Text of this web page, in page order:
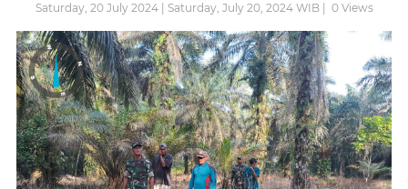
Saturday, 20 July 2024 | Saturday, July 20, 2024 WIB | 0Views